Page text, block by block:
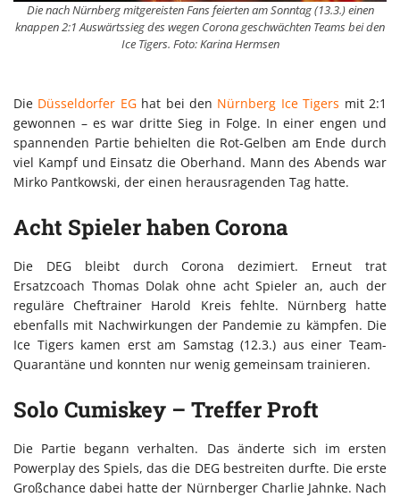
Die nach Nürnberg mitgereisten Fans feierten am Sonntag (13.3.) einen
knappen 2:1 Auswärtssieg des wegen Corona geschwächten Teams bei den
Ice Tigers. Foto: Karina Hermsen
Die Düsseldorfer EGhat bei den Nürnberg Ice Tigers mit 2:1
gewonnen – es war dritte Sieg in Folge. In einer engen und
spannenden Partie behielten die Rot-Gelben am Ende durch
viel Kampf und Einsatz die Oberhand. Mann des Abends war
Mirko Pantkowski, der einen herausragenden Tag hatte.
Acht Spieler haben Corona
Die DEG bleibt durch Corona dezimiert. Erneut trat
Ersatzcoach Thomas Dolak ohne acht Spieler an, auch der
reguläre Cheftrainer Harold Kreis fehlte. Nürnberg hatte
ebenfalls mit Nachwirkungen der Pandemie zu kämpfen. Die
Ice Tigers kamen erst am Samstag (12.3.) aus einer Team-
Quarantäne und konnten nur wenig gemeinsam trainieren.
Solo Cumiskey – Treffer Proft
Die Partie begann verhalten. Das änderte sich im ersten
Powerplay des Spiels, das die DEG bestreiten durfte. Die erste
Großchance dabei hatte der Nürnberger Charlie Jahnke. Nach